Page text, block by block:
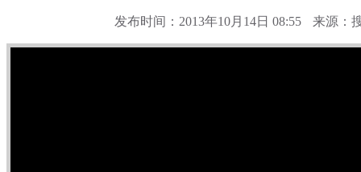
发布时间：2013年10月14日 08:55 来源：